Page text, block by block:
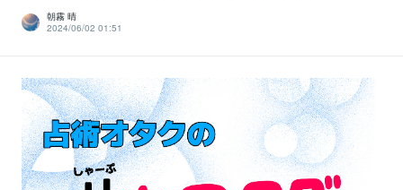
朝霧 晴
2024/06/02 01:51